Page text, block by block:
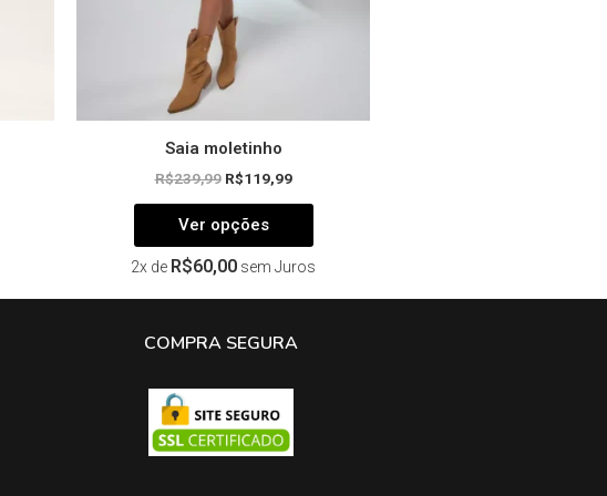
Saia moletinho
R$239,99 R$119,99
Ver opções
2x de R$60,00 sem Juros
COMPRA SEGURA